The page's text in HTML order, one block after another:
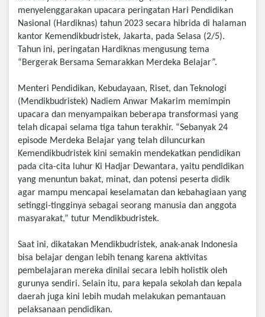
menyelenggarakan upacara peringatan Hari Pendidikan
Nasional (Hardiknas) tahun 2023 secara hibrida di halaman
kantor Kemendikbudristek, Jakarta, pada Selasa (2/5).
Tahun ini, peringatan Hardiknas mengusung tema
“Bergerak Bersama Semarakkan Merdeka Belajar”.
Menteri Pendidikan, Kebudayaan, Riset, dan Teknologi
(Mendikbudristek) Nadiem Anwar Makarim memimpin
upacara dan menyampaikan beberapa transformasi yang
telah dicapai selama tiga tahun terakhir. “Sebanyak 24
episode Merdeka Belajar yang telah diluncurkan
Kemendikbudristek kini semakin mendekatkan pendidikan
pada cita-cita luhur Ki Hadjar Dewantara, yaitu pendidikan
yang menuntun bakat, minat, dan potensi peserta didik
agar mampu mencapai keselamatan dan kebahagiaan yang
setinggi-tingginya sebagai seorang manusia dan anggota
masyarakat,” tutur Mendikbudristek.
Saat ini, dikatakan Mendikbudristek, anak-anak Indonesia
bisa belajar dengan lebih tenang karena aktivitas
pembelajaran mereka dinilai secara lebih holistik oleh
gurunya sendiri. Selain itu, para kepala sekolah dan kepala
daerah juga kini lebih mudah melakukan pemantauan
pelaksanaan pendidikan.